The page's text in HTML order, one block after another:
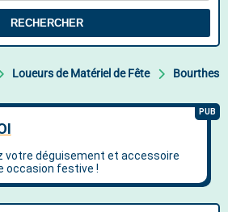
RECHERCHER
Loueurs de Matériel de Fête Bourthes